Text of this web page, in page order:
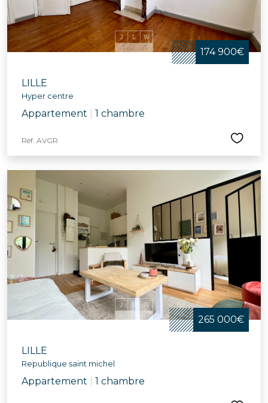
174 900€
LILLE
Hyper centre
Appartement 1 chambre
Réf. AVGR
265 000€
LILLE
Republique saint michel
Appartement 1 chambre